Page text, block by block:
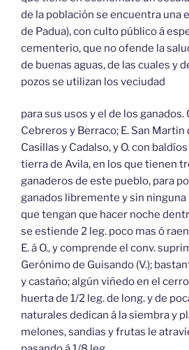
de la población se encuentra una
de Padua), con culto público á
cementerio, que no ofende la
de buenas aguas, de las cuales y
pozos se utilizan los veciudad
para sus usos y el de los ganados.
Cebreros y Berraco; E. San Martin
Casillas y Cadalso, y O. con
tierra de Avila, en los que tienen
ganaderos de este pueblo, para
ganados libremente y sin
que tengan que hacer noche
se estiende 2 leg. poco mas ó
E. á O., y comprende el conv.
Gerónimo de Guisando (V.);
y castaño; algún viñedo en el
huerta de 1/2 leg. de long. y de
naturales dedican á la siembra y
melones, sandias y frutas le